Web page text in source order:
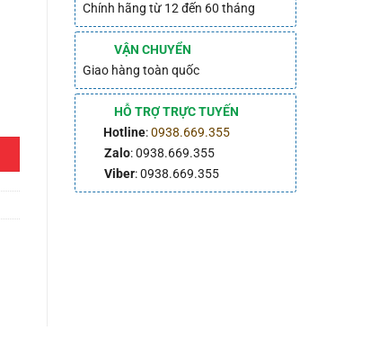
Chính hãng từ 12 đến 60 tháng
VẬN CHUYỂN
Giao hàng toàn quốc
HỖ TRỢ TRỰC TUYẾN
Hotline:0938.669.355
Zalo: 0938.669.355
Viber: 0938.669.355